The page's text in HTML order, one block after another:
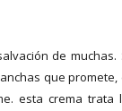
de muchas.
que promete,
esta crema trata